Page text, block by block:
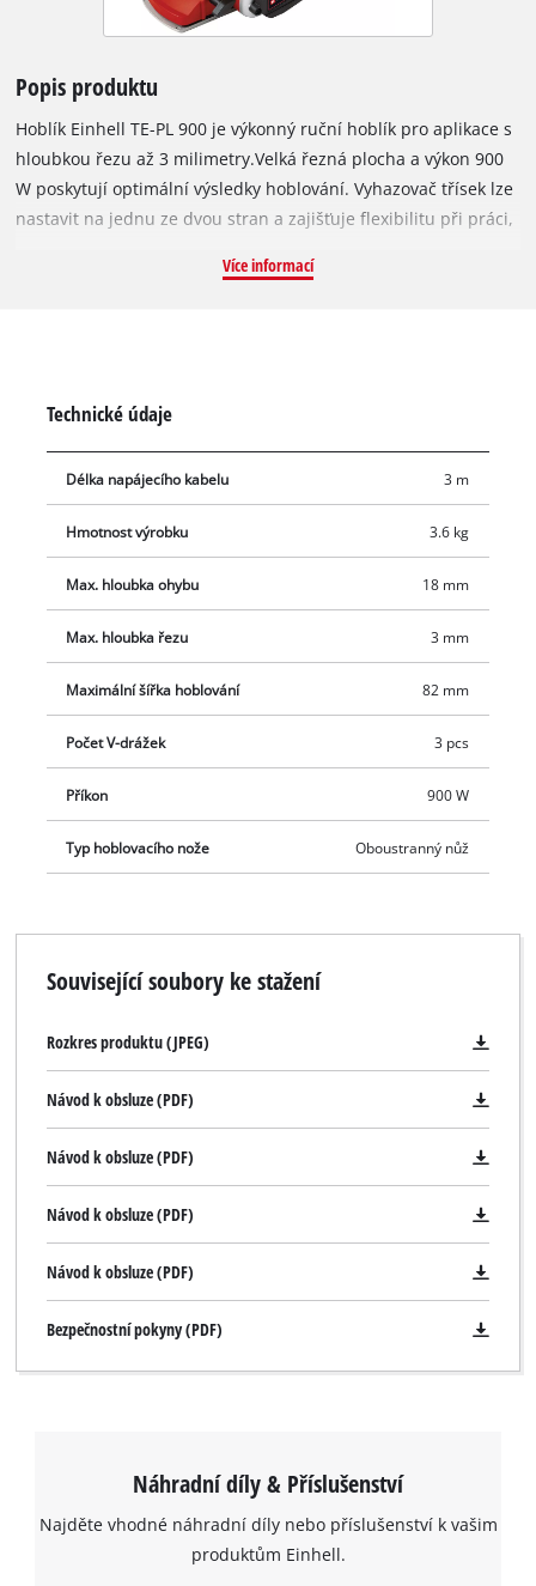
K načtení služby Google Maps
potřebujeme váš souhlas!
Popis produktu
Hoblík Einhell TE-PL 900 je výkonný ruční hoblík pro aplikace s
hloubkou řezu až 3 milimetry.Velká řezná plocha a výkon 900
W poskytují optimální výsledky hoblování. Vyhazovač třísek lze
nastavit na jednu ze dvou stran a zajišťuje flexibilitu při práci,
Hoblovací plocha má navíc tři drážky ve tvaru písmene V pro
manipulaci. K dispozici je kabelová spona, která umožňuje
snadné zabezpečení kabelu při navíjení. Pro rychlou výměnu
nože je přímo na nástroji místo pro uložení příslušenství.
hoblování,hloubkový doraz pro hoblování do hloubky a
hoblovací nůž TCT (oboustranný nůž).
Více informací
Technické údaje
Délka napájecího kabelu 3 m
Hmotnost výrobku 3.6 kg
Max. hloubka ohybu 18 mm
Max. hloubka řezu 3 mm
Maximální šířka hoblování 82 mm
Počet V-drážek 3 pcs
Příkon 900 W
Typ hoblovacího nože Oboustranný nůž
Související soubory ke stažení
Rozkres produktu (JPEG)
Návod k obsluze (PDF)
Návod k obsluze (PDF)
Návod k obsluze (PDF)
Návod k obsluze (PDF)
Bezpečnostní pokyny (PDF)
Náhradní díly & Příslušenství
Najděte vhodné náhradní díly nebo příslušenství k vašim
produktům Einhell.